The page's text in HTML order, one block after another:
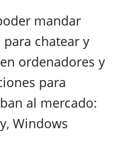
mandar
chatear y
ordenadores y
para
al mercado:
Windows